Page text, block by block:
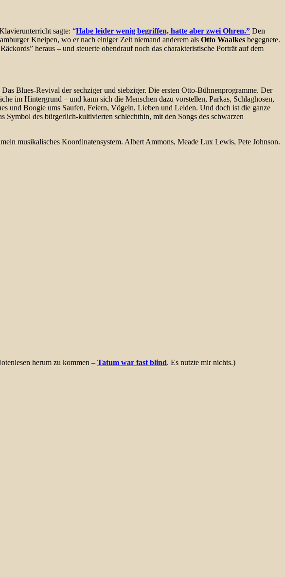
sagte: “Habe leider wenig begriffen, hatte aber zwei Ohren.” Den
Kneipen, wo er nach einiger Zeit niemand anderem als Otto Waalkes begegnete.
heraus – und steuerte obendrauf noch das charakteristische Porträt auf dem
Blues-Revival der sechziger und siebziger. Die ersten Otto-Bühnenprogramme. Der
im Hintergrund – und kann sich die Menschen dazu vorstellen, Parkas, Schlaghosen,
und Boogie ums Saufen, Feiern, Vögeln, Lieben und Leiden. Und doch ist die ganze
des bürgerlich-kultivierten schlechthin, mit den Songs des schwarzen
musikalisches Koordinatensystem. Albert Ammons, Meade Lux Lewis, Pete Johnson.
herum zu kommen – Tatum war fast blind. Es nutzte mir nichts.)